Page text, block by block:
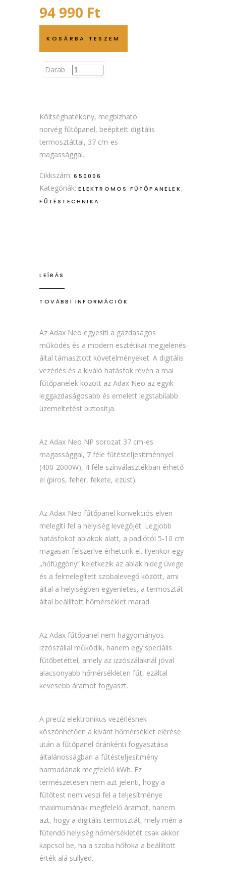
94 990 Ft
KOSÁRBA TESZEM
Darab
Költséghatékony, megbízható
norvég fűtőpanel, beépített digitális
termosztáttal, 37 cm-es
magassággal.
Cikkszám:650006
Kategóriák:ELEKTROMOS FŰTŐPANELEK,
FŰTÉSTECHNIKA
LEÍRÁS
TOVÁBBI INFORMÁCIÓK
Az Adax Neo egyesíti a gazdaságos
működés és a modern esztétikai megjelenés
által támasztott követelményeket. A digitális
vezérlés és a kiváló hatásfok révén a mai
fűtőpanelek között az Adax Neo az egyik
leggazdaságosabb és emelett legstabilabb
üzemeltetést biztosítja.
Az Adax Neo NP sorozat 37 cm-es
magassággal, 7 féle fűtésteljesítménnyel
(400-2000W), 4 féle színválasztékban érhető
el (piros, fehér, fekete, ezüst).
Az Adax Neo fűtőpanel konvekciós elven
melegítí fel a helyiség levegőjét. Legjobb
hatásfokot ablakok alatt, a padlótól 5-10 cm
magasan felszerlve érhetünk el. Ilyenkor egy
„hőfüggöny” keletkezik az ablak hideg üvege
és a felmelegített szobalevegő között, ami
által a helyiségben egyenletes, a termosztát
által beállított hőmérséklet marad.
Az Adax fűtőpanel nem hagyományos
izzószállal működik, hanem egy speciális
fűtőbetéttel, amely az izzószálaknál jóval
alacsonyabb hőmérsékleten fűt, ezáltal
kevesebb áramot fogyaszt.
A precíz elektronikus vezérlésnek
köszönhetően a kívánt hőmérséklet elérése
után a fűtőpanel óránkénti fogyasztása
általánosságban a fűtésteljesítmény
harmadának megfelelő kWh. Ez
természetesen nem azt jelenti, hogy a
fűtőtest nem veszi fel a teljesítménye
maximumának megfelelő áramot, hanem
azt, hogy a digitális termosztát, mely méri a
fűtendő helyiség hőmérsékletét csak akkor
kapcsol be, ha a szoba hőfoka a beállított
érték alá süllyed.